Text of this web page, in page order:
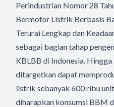
Perindustrian Nomor 28
Bermotor Listrik Berbasis
Terurai Lengkap dan
sebagai bagian tahap
KBLBB di Indonesia.
ditargetkan dapat
listrik sebanyak 600 ribu
diharapkan konsumsi BBM